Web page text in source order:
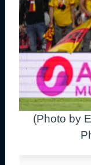
(Photo by